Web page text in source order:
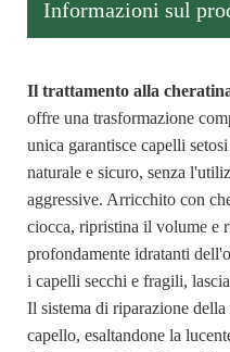
Informazioni sul
Il trattamento alla
offre una trasformazione
unica garantisce capelli
naturale e sicuro, senza
aggressive. Arricchito con
ciocca, ripristina il volume e
profondamente idratanti
i capelli secchi e fragili,
Il sistema di riparazione
capello, esaltandone la